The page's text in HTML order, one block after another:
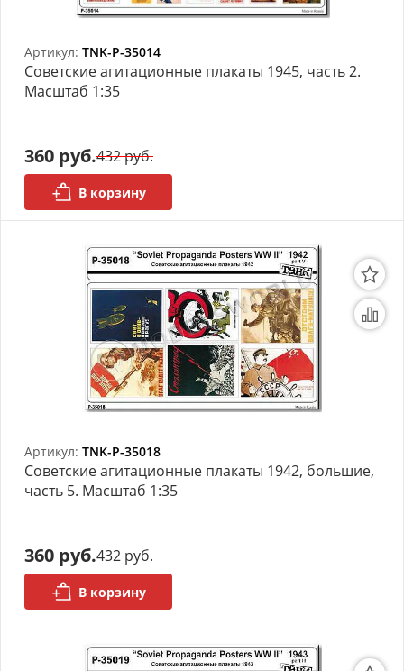
Артикул: TNK-P-35014
Советские агитационные плакаты 1945, часть 2.
Масштаб 1:35
360 руб.432 руб.
В корзину
Артикул: TNK-P-35018
Советские агитационные плакаты 1942, большие,
часть 5. Масштаб 1:35
360 руб.432 руб.
В корзину